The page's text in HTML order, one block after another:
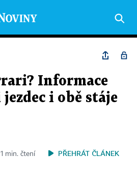
Informace
i obě stáje
1 min. čtení PŘEHRÁT ČLÁNEK